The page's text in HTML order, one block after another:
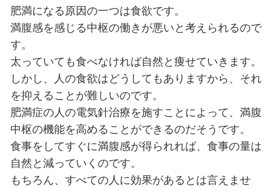
す。
もちろん、普通の体型の人がさら
きるわけではありません。
ちょっと太り気味の肥満症の人に
す。
肥満症は体に余分な脂肪が付いた
肥満によって体のいろいろなとこ
ことになります。